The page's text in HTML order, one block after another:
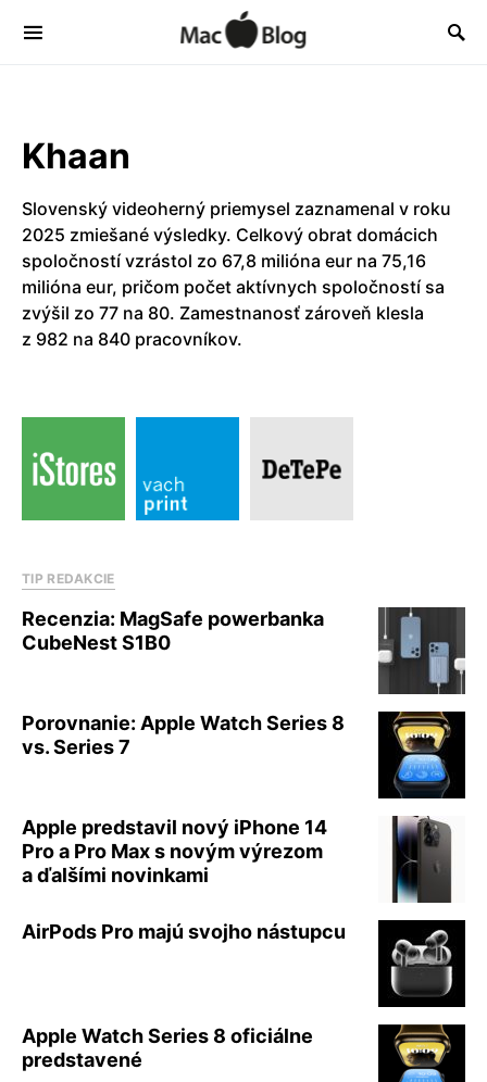
Khaan
Slovenský videoherný priemysel zaznamenal v roku
2025 zmiešané výsledky. Celkový obrat domácich
spoločností vzrástol zo 67,8 milióna eur na 75,16
milióna eur, pričom počet aktívnych spoločností sa
zvýšil zo 77 na 80. Zamestnanosť zároveň klesla
z 982 na 840 pracovníkov.
TIP REDAKCIE
Recenzia: MagSafe powerbanka
CubeNest S1B0
Porovnanie: Apple Watch Series 8
vs. Series 7
Apple predstavil nový iPhone 14
Pro a Pro Max s novým výrezom
a ďalšími novinkami
AirPods Pro majú svojho nástupcu
Apple Watch Series 8 oficiálne
predstavené